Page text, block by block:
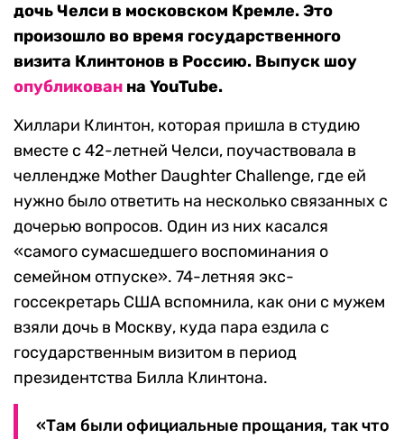
дочь Челси в московском Кремле. Это
произошло во время государственного
визита Клинтонов в Россию. Выпуск шоу
опубликован на YouTube.
Хиллари Клинтон, которая пришла в студию
вместе с 42-летней Челси, поучаствовала в
челлендже Mother Daughter Challenge, где ей
нужно было ответить на несколько связанных с
дочерью вопросов. Один из них касался
«самого сумасшедшего воспоминания о
семейном отпуске». 74-летняя экс-
госсекретарь США вспомнила, как они с мужем
взяли дочь в Москву, куда пара ездила с
государственным визитом в период
президентства Билла Клинтона.
«Там были официальные прощания, так что